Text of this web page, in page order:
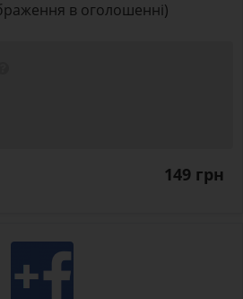
в оголошенні)
149 грн